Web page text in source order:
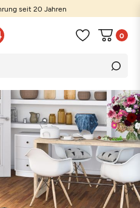
seit 20 Jahren
0